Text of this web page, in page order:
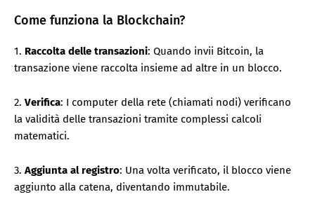
Come funziona la Blockchain?
1. Raccolta delle transazioni: Quando invii Bitcoin, la
transazione viene raccolta insieme ad altre in un blocco.
2. Verifica: I computer della rete (chiamati nodi) verificano
la validità delle transazioni tramite complessi calcoli
matematici.
3. Aggiunta al registro: Una volta verificato, il blocco viene
aggiunto alla catena, diventando immutabile.